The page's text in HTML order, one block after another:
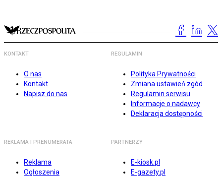
KONTAKT
O nas
Kontakt
Napisz do nas
REGULAMIN
Polityka Prywatności
Zmiana ustawień zgód
Regulamin serwisu
Informacje o nadawcy
Deklaracja dostępności
REKLAMA I PRENUMERATA
Reklama
Ogłoszenia
PARTNERZY
E-kiosk.pl
E-gazety.pl